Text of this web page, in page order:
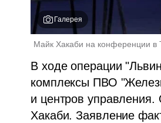
Галерея
Майк Хакаби на конференции в
В ходе операции
комплексы ПВО
и центров
Хакаби. Заявление